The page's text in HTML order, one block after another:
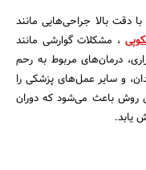
دقت بالا جراحی‌هایی مانند
، مشکلات گوارشی مانند
درمان‌های مربوط به رحم
و سایر عمل‌های پزشکی را
روش باعث می‌شود که دوران
یابد.